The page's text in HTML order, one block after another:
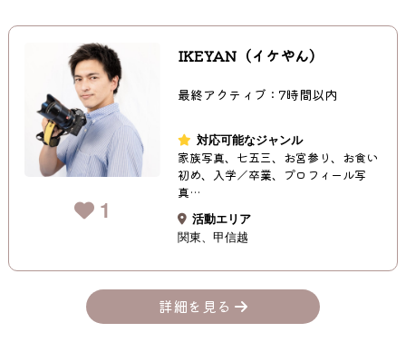
1
IKEYAN（イケやん）
最終アクティブ：7時間以内
対応可能なジャンル
家族写真、七五三、お宮参り、お食い
初め、入学／卒業、プロフィール写
真…
活動エリア
関東
甲信越
詳細を見る